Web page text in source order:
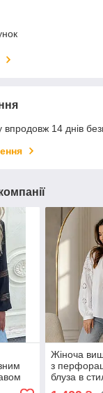
14 днів
Жіноча
з
блуза в